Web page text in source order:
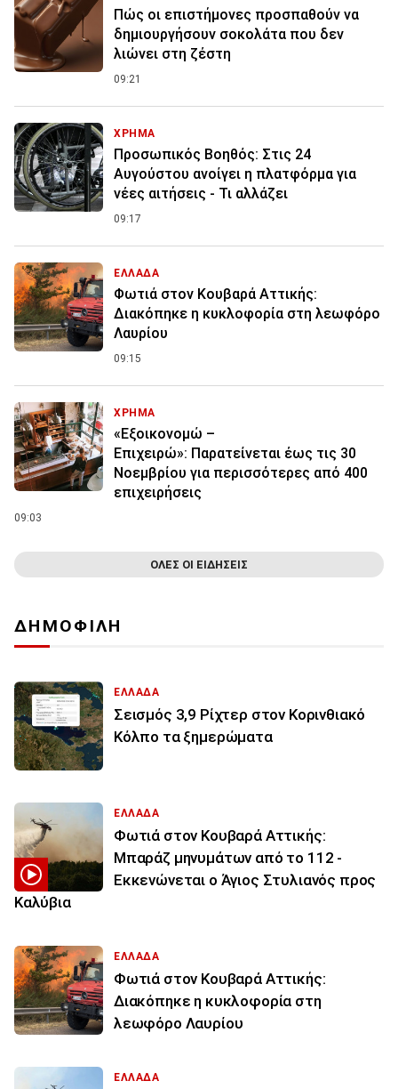
Πώς οι επιστήμονες προσπαθούν να
δημιουργήσουν σοκολάτα που δεν
λιώνει στη ζέστη
09:21
ΧΡΗΜΑ
Προσωπικός Βοηθός: Στις 24
Αυγούστου ανοίγει η πλατφόρμα για
νέες αιτήσεις - Τι αλλάζει
09:17
ΕΛΛΑΔΑ
Φωτιά στον Κουβαρά Αττικής:
Διακόπηκε η κυκλοφορία στη λεωφόρο
Λαυρίου
09:15
ΧΡΗΜΑ
«Εξοικονομώ –
Επιχειρώ»: Παρατείνεται έως τις 30
Νοεμβρίου για περισσότερες από 400
επιχειρήσεις
09:03
ΟΛΕΣ ΟΙ ΕΙΔΗΣΕΙΣ
ΔΗΜΟΦΙΛΗ
ΕΛΛΑΔΑ
Σεισμός 3,9 Ρίχτερ στον Κορινθιακό
Κόλπο τα ξημερώματα
ΕΛΛΑΔΑ
Φωτιά στον Κουβαρά Αττικής:
Μπαράζ μηνυμάτων από το 112 -
Εκκενώνεται ο Άγιος Στυλιανός προς
Καλύβια
ΕΛΛΑΔΑ
Φωτιά στον Κουβαρά Αττικής:
Διακόπηκε η κυκλοφορία στη
λεωφόρο Λαυρίου
ΕΛΛΑΔΑ